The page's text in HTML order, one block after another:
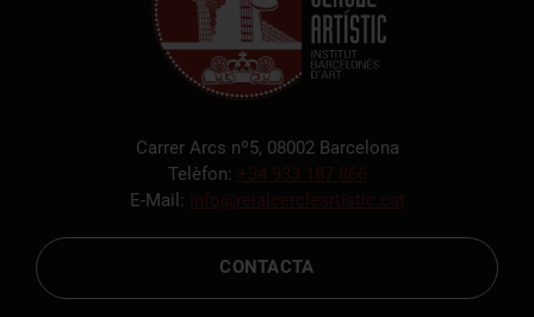
Carrer Arcs nº5, 08002 Barcelona
Telèfon: +34 933 187 866
E-Mail: info@reialcercleartistic.cat
CONTACTA